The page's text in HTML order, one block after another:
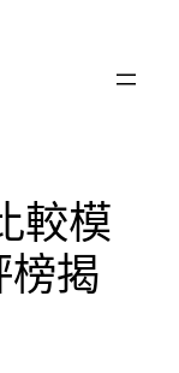
較模
榜揭